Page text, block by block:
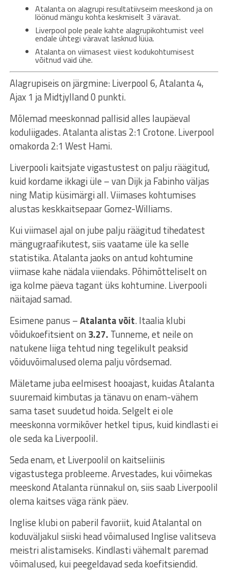
Atalanta on alagrupi resultatiivseim meeskond ja on
löönud mängu kohta keskmiselt 3 väravat.
Liverpool pole peale kahte alagrupikohtumist veel
endale ühtegi väravat lasknud lüüa.
Atalanta on viimasest viiest kodukohtumisest
võitnud vaid ühe.
Alagrupiseis on järgmine: Liverpool 6, Atalanta 4,
Ajax 1 ja Midtjylland 0 punkti.
Mõlemad meeskonnad pallisid alles laupäeval
koduliigades. Atalanta alistas 2:1 Crotone. Liverpool
omakorda 2:1 West Hami.
Liverpooli kaitsjate vigastustest on palju räägitud,
kuid kordame ikkagi üle – van Dijk ja Fabinho väljas
ning Matip küsimärgi all. Viimases kohtumises
alustas keskkaitsepaar Gomez-Williams.
Kui viimasel ajal on jube palju räägitud tihedatest
mängugraafikutest, siis vaatame üle ka selle
statistika. Atalanta jaoks on antud kohtumine
viimase kahe nädala viiendaks. Põhimõtteliselt on
iga kolme päeva tagant üks kohtumine. Liverpooli
näitajad samad.
Esimene panus –Atalanta võit. Itaalia klubi
võidukoefitsient on 3.27. Tunneme, et neile on
natukene liiga tehtud ning tegelikult peaksid
võiduvõimalused olema palju võrdsemad.
Mäletame juba eelmisest hooajast, kuidas Atalanta
suuremaid kimbutas ja tänavu on enam-vähem
sama taset suudetud hoida. Selgelt ei ole
meeskonna vormikõver hetkel tipus, kuid kindlasti ei
ole seda ka Liverpoolil.
Seda enam, et Liverpoolil on kaitseliinis
vigastustega probleeme. Arvestades, kui võimekas
meeskond Atalanta rünnakul on, siis saab Liverpoolil
olema kaitses väga ränk päev.
Inglise klubi on paberil favoriit, kuid Atalantal on
koduväljakul siiski head võimalused Inglise valitseva
meistri alistamiseks. Kindlasti vähemalt paremad
võimalused, kui peegeldavad seda koefitsiendid.